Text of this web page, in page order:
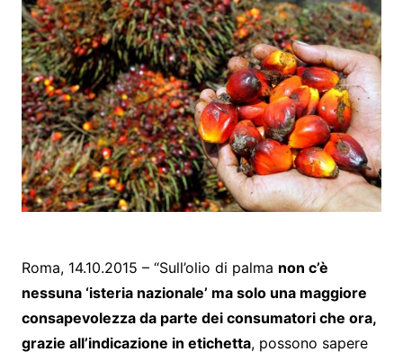
Roma, 14.10.2015 – “Sull’olio di palma non c’è
nessuna ‘isteria nazionale’ ma solo una maggiore
consapevolezza da parte dei consumatori che ora,
grazie all’indicazione in etichetta, possono sapere